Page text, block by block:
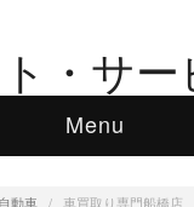
・サー
Menu
自動車 / 車買取り専門船橋店